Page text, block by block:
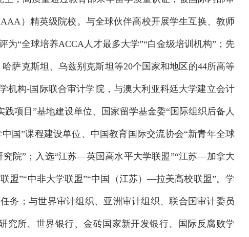
）精英级院校。与全球伙伴高校开展学生互换、教师
“全球培养ACCA人才最多大学”“白金级培训机构”；先
萨克斯坦、乌兹别克斯坦等20个国家和地区的44所高等
机构-国际联合审计学院，与澳大利亚科廷大学建立会计
项目”基地建设单位、国家留学基金委“国际组织后备人
国”课程建设单位、中国教育国际交流协会“新青年全球
院”；入选“江苏—英国高水平大学联盟”“江苏—加拿大
盟”“中非大学联盟”“中国（江苏）—拉美高校联盟”。学
务；与世界审计组织、亚洲审计组织、联合国审计委员
究所、世界银行、金砖国家新开发银行、国际反腐败学